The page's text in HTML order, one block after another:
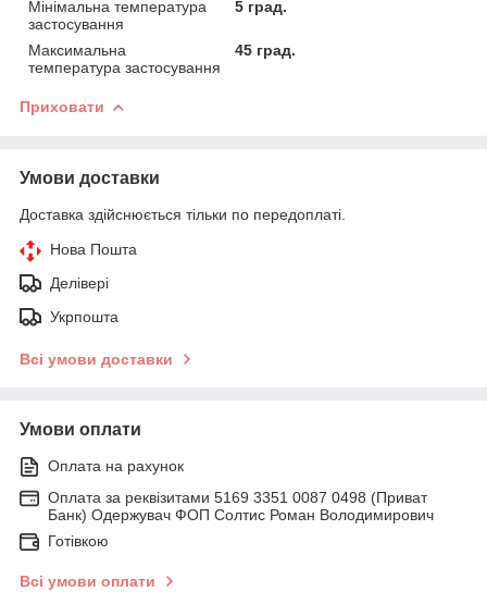
Мінімальна температура
застосування
5 град.
Максимальна
температура застосування
45 град.
Приховати
Умови доставки
Доставка здійснюється тільки по передоплаті.
Нова Пошта
Делівері
Укрпошта
Всі умови доставки
Умови оплати
Оплата на рахунок
Оплата за реквізитами 5169 3351 0087 0498 (Приват
Банк) Одержувач ФОП Солтис Роман Володимирович
Готівкою
Всі умови оплати